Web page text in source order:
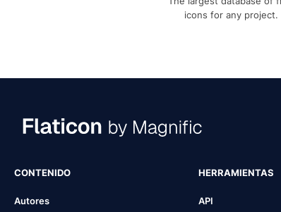
icons for any project.
CONTENIDO
Autores
HERRAMIENTAS
API